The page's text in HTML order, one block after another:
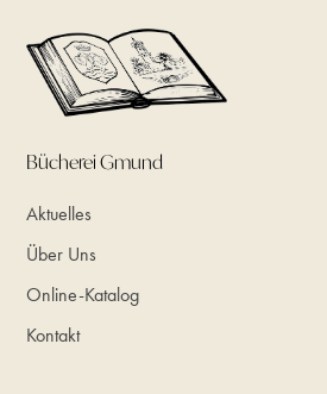
Bücherei Gmund
Aktuelles
Über Uns
Online-Katalog
Kontakt